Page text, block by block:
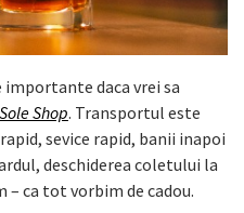
daca vrei sa
Sole Shop. Transportul este
sevice rapid, banii inapoi
deschiderea coletului la
ca tot vorbim de cadou.